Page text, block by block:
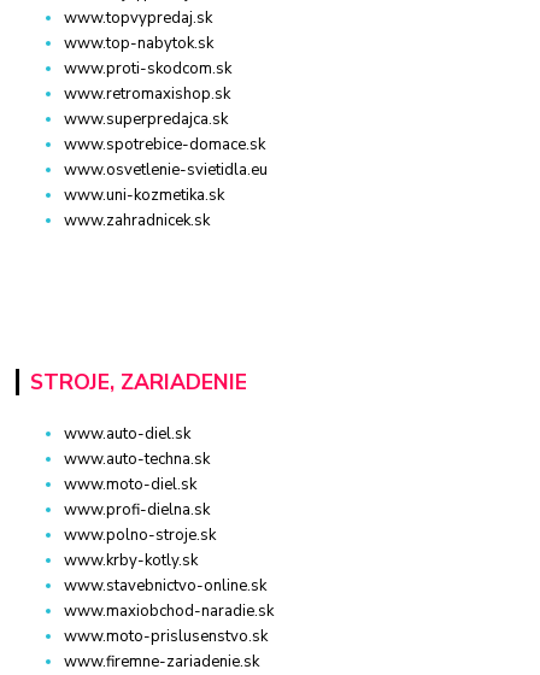
www.topvypredaj.sk
www.top-nabytok.sk
www.proti-skodcom.sk
www.retromaxishop.sk
www.superpredajca.sk
www.spotrebice-domace.sk
www.osvetlenie-svietidla.eu
www.uni-kozmetika.sk
www.zahradnicek.sk
STROJE, ZARIADENIE
www.auto-diel.sk
www.auto-techna.sk
www.moto-diel.sk
www.profi-dielna.sk
www.polno-stroje.sk
www.krby-kotly.sk
www.stavebnictvo-online.sk
www.maxiobchod-naradie.sk
www.moto-prislusenstvo.sk
www.firemne-zariadenie.sk